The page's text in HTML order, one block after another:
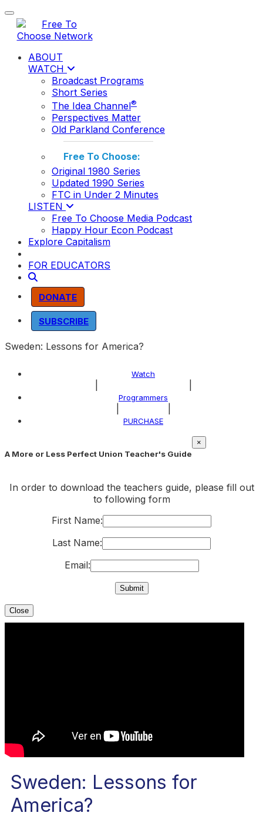
Toggle navigation
ABOUT
WATCH
Broadcast Programs
Short Series
The Idea Channel®
Perspectives Matter
Old Parkland Conference
Free To Choose:
Original 1980 Series
Updated 1990 Series
FTC in Under 2 Minutes
LISTEN
Free To Choose Media Podcast
Happy Hour Econ Podcast
Explore Capitalism
FOR EDUCATORS
DONATE
SUBSCRIBE
Sweden: Lessons for America?
Watch
Programmers
PURCHASE
A More or Less Perfect Union Teacher's Guide
×
In order to download the teachers guide, please fill out
to following form
First Name:
Last Name:
Email:
Close
Sweden: Lessons for
America?